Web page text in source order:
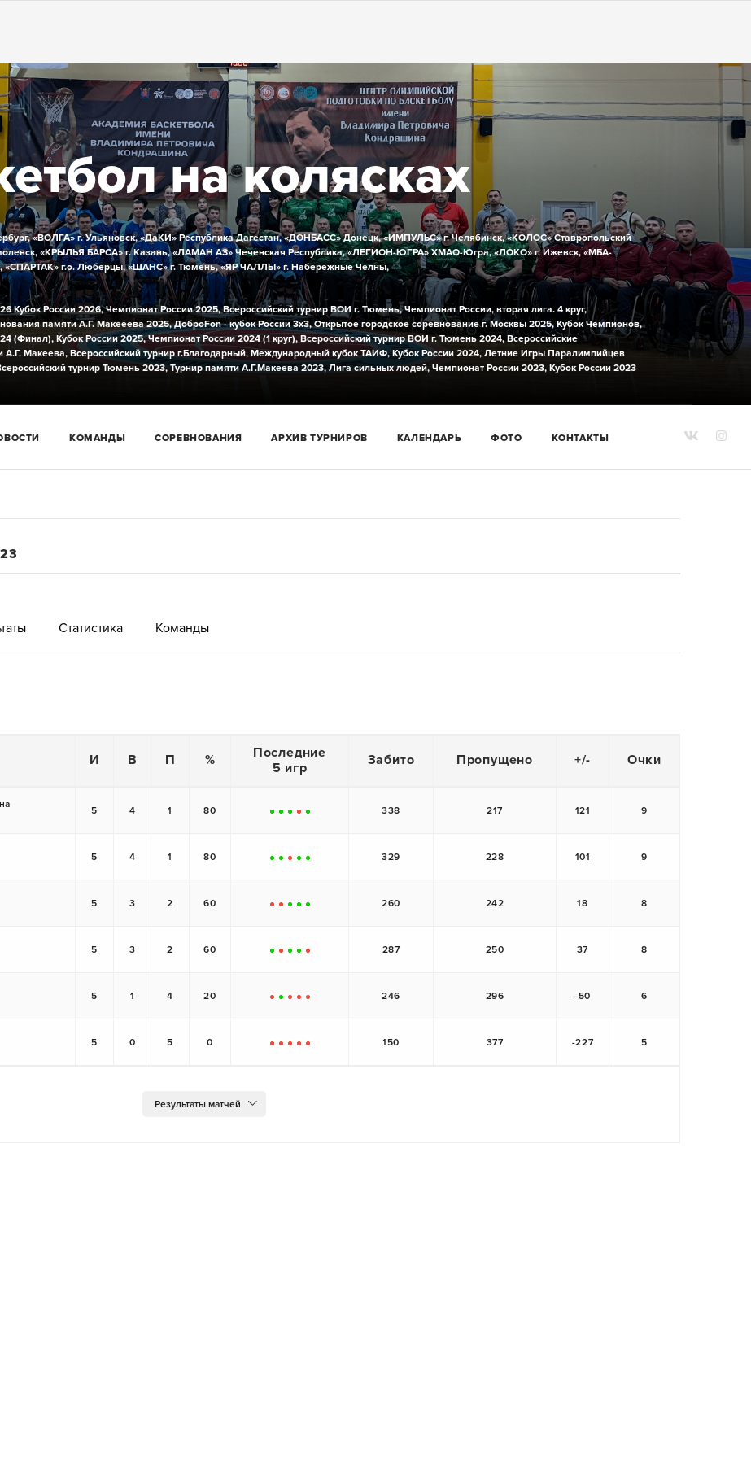
на колясках
«ВОЛГА» г. Ульяновск, «ДаКИ» Республика Дагестан, «ДОНБАСС» Донецк, «ИМПУЛЬС» г. Челябинск, «КОЛОС» Ставропольский
«КРЫЛЬЯ БАРСА» г. Казань, «ЛАМАН АЗ» Чеченская Республика, «ЛЕГИОН-ЮГРА» ХМАО-Югра, «ЛОКО» г. Ижевск, «МБА-
«СПАРТАК» г.о. Люберцы, «ШАНС» г. Тюмень, «ЯР ЧАЛЛЫ» г. Набережные Челны,
Кубок России 2026, Чемпионат России 2025, Всероссийский турнир ВОИ г. Тюмень, Чемпионат России, вторая лига. 4 круг,
памяти А.Г. Макееева 2025, ДоброFon - кубок России 3х3, Открытое городское соревнование г. Москвы 2025, Кубок Чемпионов,
(Финал), Кубок России 2025, Чемпионат России 2024 (1 круг), Всероссийский турнир ВОИ г. Тюмень 2024, Всероссийские
А.Г. Макеева, Всероссийский турнир г.Благодарный, Международный кубок ТАИФ, Кубок России 2024, Летние Игры Паралимпийцев
турнир Тюмень 2023, Турнир памяти А.Г.Макеева 2023, Лига сильных людей, Чемпионат России 2023, Кубок России 2023
КОМАНДЫ СОРЕВНОВАНИЯ АРХИВ ТУРНИРОВ КАЛЕНДАРЬ ФОТО КОНТАКТЫ
Статистика Команды
И В П %
Последние
5 игр
Забито Пропущено +/- Очки
5 4 1 80
+ + + - +
338 217 121 9
5 4 1 80
+ + - + +
329 228 101 9
5 3 2 60
- - + + +
260 242 18 8
5 3 2 60
+ - + + -
287 250 37 8
5 1 4 20
- + - - -
246 296 -50 6
5 0 5 0
- - - - -
150 377 -227 5